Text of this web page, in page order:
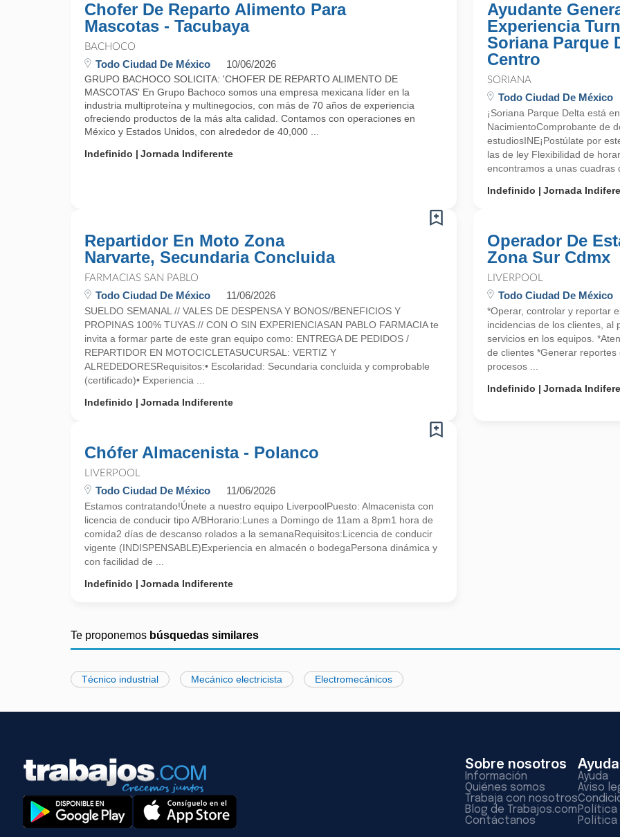
Chofer De Reparto Alimento Para
Mascotas - Tacubaya
BACHOCO
Todo Ciudad De México 10/06/2026
GRUPO BACHOCO SOLICITA: 'CHOFER DE REPARTO ALIMENTO DE
MASCOTAS' En Grupo Bachoco somos una empresa mexicana líder en la
industria multiproteína y multinegocios, con más de 70 años de experiencia
ofreciendo productos de la más alta calidad. Contamos con operaciones en
México y Estados Unidos, con alrededor de 40,000 ...
Indefinido
Jornada Indiferente
Ayudante
Experiencia
Soriana Parque
Centro
SORIANA
Todo Ciudad De México
¡Soriana Parque Delta está
NacimientoComprobante de
estudiosINE¡Postúlate por
las de ley Flexibilidad de
encontramos a unas cuadras
Indefinido
Jornada
Repartidor En Moto Zona
Narvarte, Secundaria Concluida
FARMACIAS SAN PABLO
Todo Ciudad De México 11/06/2026
SUELDO SEMANAL // VALES DE DESPENSA Y BONOS//BENEFICIOS Y
PROPINAS 100% TUYAS.// CON O SIN EXPERIENCIASAN PABLO FARMACIA te
invita a formar parte de este gran equipo como: ENTREGA DE PEDIDOS /
REPARTIDOR EN MOTOCICLETASUCURSAL: VERTIZ Y
ALREDEDORESRequisitos:• Escolaridad: Secundaria concluida y comprobable
(certificado)• Experiencia ...
Indefinido
Jornada Indiferente
Operador De
Zona Sur Cdmx
LIVERPOOL
Todo Ciudad De México
*Operar, controlar y reportar
incidencias de los clientes, al
servicios en los equipos.
de clientes *Generar
procesos ...
Indefinido
Jornada
Chófer Almacenista - Polanco
LIVERPOOL
Todo Ciudad De México 11/06/2026
Estamos contratando!Únete a nuestro equipo LiverpoolPuesto: Almacenista con
licencia de conducir tipo A/BHorario:Lunes a Domingo de 11am a 8pm1 hora de
comida2 días de descanso rolados a la semanaRequisitos:Licencia de conducir
vigente (INDISPENSABLE)Experiencia en almacén o bodegaPersona dinámica y
con facilidad de ...
Indefinido
Jornada Indiferente
Te proponemos búsquedas similares
Técnico industrial Mecánico electricista Electromecánicos
Sobre nosotros
Información
Quiénes somos
Trabaja con nosotros
Blog de Trabajos.com
Contáctanos
Ayuda
Ayuda
Aviso